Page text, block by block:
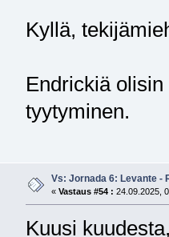
Kyllä,
Endrickiä
tyytyminen.
Vs: Jornada 6: Levante -
« Vastaus #54 : 24.09.2025,
Kuusi